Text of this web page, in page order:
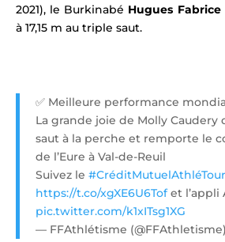
2021), le Burkinabé Hugues Fabrice
à 17,15 m au triple saut.
✅️ Meilleure performance
La grande joie de Molly Caudery
saut à la perche et remporte le
de l’Eure à Val-de-Reuil
Suivez le #CréditMutuelAthléTour
https://t.co/xgXE6U6Tofet l’appli
pic.twitter.com/k1xITsg1XG
— FFAthlétisme (@FFAthletisme)